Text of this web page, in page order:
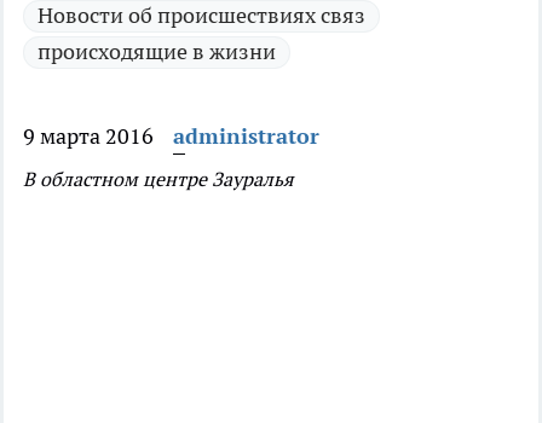
Новости об происшествиях связ
происходящие в жизни
9 марта 2016 administrator
В областном центре Зауралья